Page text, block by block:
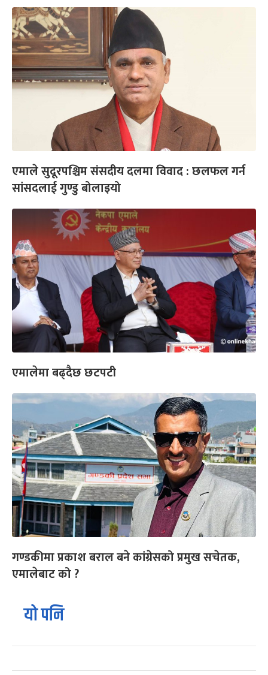
एमाले सुदूरपश्चिम संसदीय दलमा विवाद : छलफल गर्न
सांसदलाई गुण्डु बोलाइयो
एमालेमा बढ्दैछ छटपटी
गण्डकीमा प्रकाश बराल बने कांग्रेसको प्रमुख सचेतक,
एमालेबाट को ?
यो पनि